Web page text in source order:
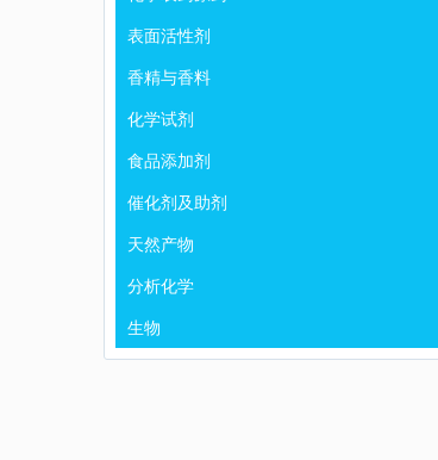
表面活性剂
香精与香料
化学试剂
食品添加剂
催化剂及助剂
天然产物
分析化学
生物